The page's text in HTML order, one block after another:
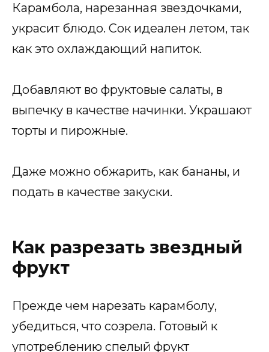
Карамбола, нарезанная звездочками,
украсит блюдо. Сок идеален летом, так
как это охлаждающий напиток.
Добавляют во фруктовые салаты, в
выпечку в качестве начинки. Украшают
торты и пирожные.
Даже можно обжарить, как бананы, и
подать в качестве закуски.
Как разрезать звездный
фрукт
Прежде чем нарезать карамболу,
убедиться, что созрела. Готовый к
употреблению спелый фрукт